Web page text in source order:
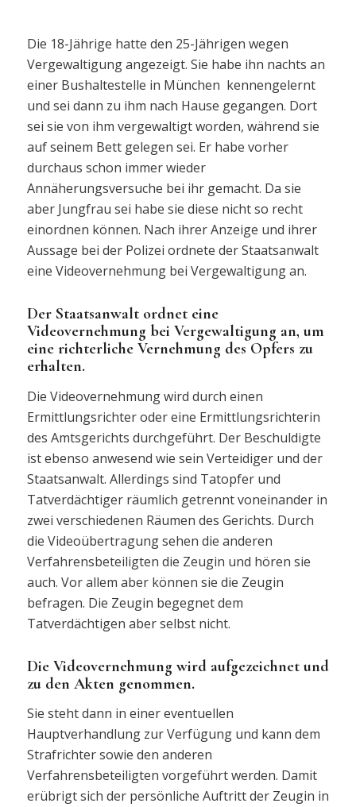
Die 18-Jährige hatte den 25-Jährigen wegen
Vergewaltigung angezeigt. Sie habe ihn nachts an
einer Bushaltestelle in München kennengelernt
und sei dann zu ihm nach Hause gegangen. Dort
sei sie von ihm vergewaltigt worden, während sie
auf seinem Bett gelegen sei. Er habe vorher
durchaus schon immer wieder
Annäherungsversuche bei ihr gemacht. Da sie
aber Jungfrau sei habe sie diese nicht so recht
einordnen können. Nach ihrer Anzeige und ihrer
Aussage bei der Polizei ordnete der Staatsanwalt
eine Videovernehmung bei Vergewaltigung an.
Der Staatsanwalt ordnet eine
Videovernehmung bei Vergewaltigung an, um
eine richterliche Vernehmung des Opfers zu
erhalten.
Die Videovernehmung wird durch einen
Ermittlungsrichter oder eine Ermittlungsrichterin
des Amtsgerichts durchgeführt. Der Beschuldigte
ist ebenso anwesend wie sein Verteidiger und der
Staatsanwalt. Allerdings sind Tatopfer und
Tatverdächtiger räumlich getrennt voneinander in
zwei verschiedenen Räumen des Gerichts. Durch
die Videoübertragung sehen die anderen
Verfahrensbeteiligten die Zeugin und hören sie
auch. Vor allem aber können sie die Zeugin
befragen. Die Zeugin begegnet dem
Tatverdächtigen aber selbst nicht.
Die Videovernehmung wird aufgezeichnet und
zu den Akten genommen.
Sie steht dann in einer eventuellen
Hauptverhandlung zur Verfügung und kann dem
Strafrichter sowie den anderen
Verfahrensbeteiligten vorgeführt werden. Damit
erübrigt sich der persönliche Auftritt der Zeugin in